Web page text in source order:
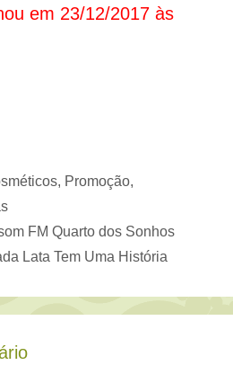
em 23/12/2017 às
, Promoção,
FM Quarto dos Sonhos
Lata Tem Uma História